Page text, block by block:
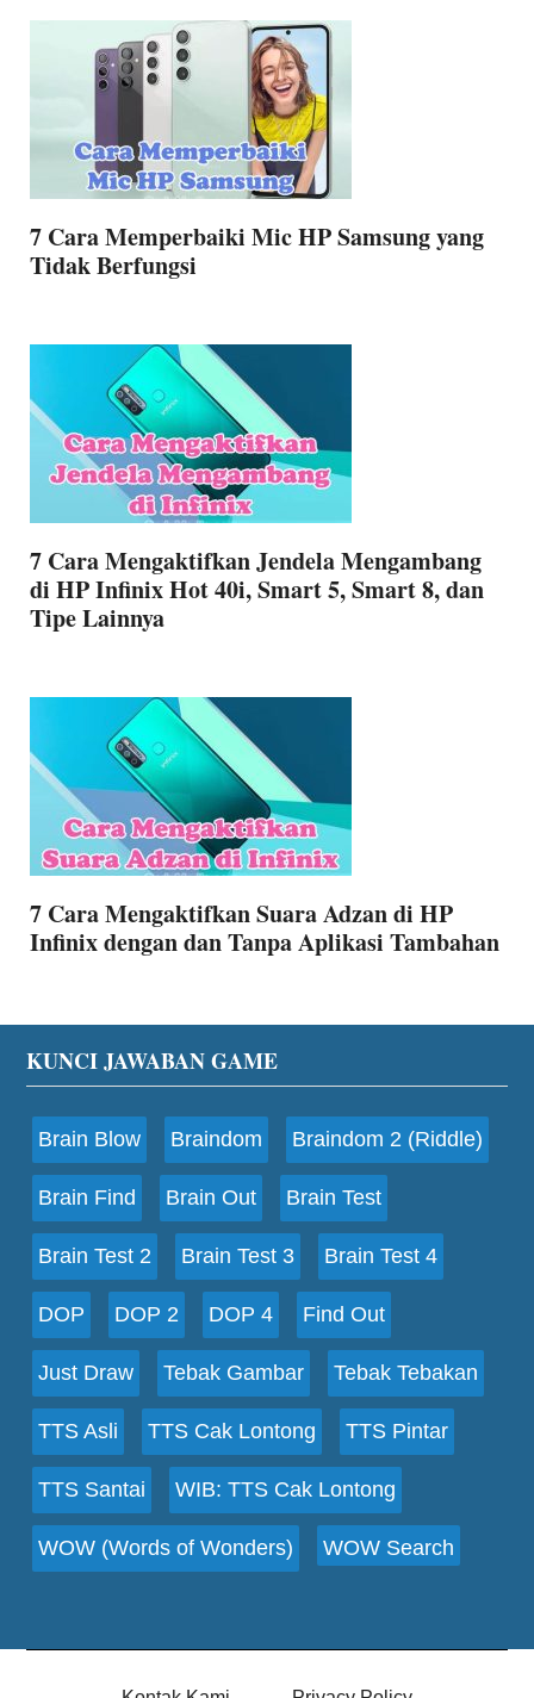
7 Cara Memperbaiki Mic HP Samsung yang
Tidak Berfungsi
7 Cara Mengaktifkan Jendela Mengambang
di HP Infinix Hot 40i, Smart 5, Smart 8, dan
Tipe Lainnya
7 Cara Mengaktifkan Suara Adzan di HP
Infinix dengan dan Tanpa Aplikasi Tambahan
Footer
KUNCI JAWABAN GAME
Brain Blow Braindom Braindom 2 (Riddle)
Brain Find Brain Out Brain Test
Brain Test 2 Brain Test 3 Brain Test 4
DOP DOP 2 DOP 4 Find Out
Just Draw Tebak Gambar Tebak Tebakan
TTS Asli TTS Cak Lontong TTS Pintar
TTS Santai WIB: TTS Cak Lontong
WOW (Words of Wonders) WOW Search